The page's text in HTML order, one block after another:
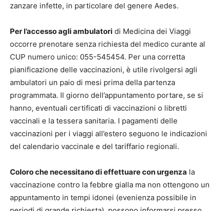
zanzare infette, in particolare del genere Aedes.
Per l’accesso agli ambulatori di Medicina dei Viaggi
occorre prenotare senza richiesta del medico curante al
CUP numero unico: 055-545454. Per una corretta
pianificazione delle vaccinazioni, è utile rivolgersi agli
ambulatori un paio di mesi prima della partenza
programmata. Il giorno dell’appuntamento portare, se si
hanno, eventuali certificati di vaccinazioni o libretti
vaccinali e la tessera sanitaria. I pagamenti delle
vaccinazioni per i viaggi all’estero seguono le indicazioni
del calendario vaccinale e del tariffario regionali.
Coloro che necessitano di effettuare con urgenza la
vaccinazione contro la febbre gialla ma non ottengono un
appuntamento in tempi idonei (evenienza possibile in